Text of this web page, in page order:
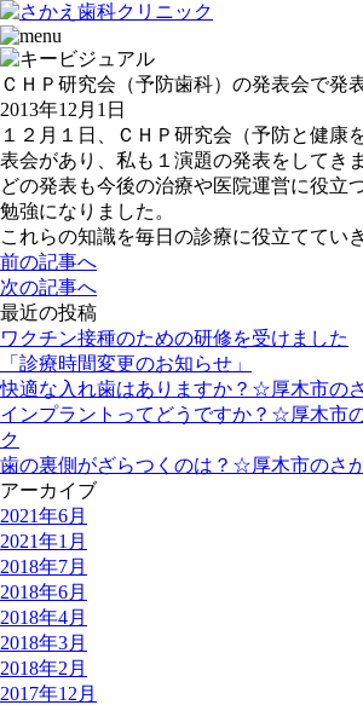
ＣＨＰ研究会（予防歯科）の発表会で発
2013年12月1日
１２月１日、ＣＨＰ研究会（予防と健康
表会があり、私も１演題の発表をしてき
どの発表も今後の治療や医院運営に役立
勉強になりました。
これらの知識を毎日の診療に役立ててい
前の記事へ
次の記事へ
最近の投稿
ワクチン接種のための研修を受けました
「診療時間変更のお知らせ」
快適な入れ歯はありますか？☆厚木市の
インプラントってどうですか？☆厚木市
ク
歯の裏側がざらつくのは？☆厚木市のさ
アーカイブ
2021年6月
2021年1月
2018年7月
2018年6月
2018年4月
2018年3月
2018年2月
2017年12月